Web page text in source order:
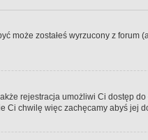
może zostałeś wyrzucony z
rejestracja umożliwi Ci dostęp
Ci chwilę więc zachęcamy abyś jej